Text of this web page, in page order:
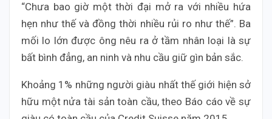
“Chưa bao giờ một thời đại mở ra với nhiều hứa
hẹn như thế và đồng thời nhiều rủi ro như thế”. Ba
mối lo lớn được ông nêu ra ở tầm nhân loại là sự
bất bình đẳng, an ninh và nhu cầu giữ gìn bản sắc.
Khoảng 1% những người giàu nhất thế giới hiện sở
hữu một nửa tài sản toàn cầu, theo Báo cáo về sự